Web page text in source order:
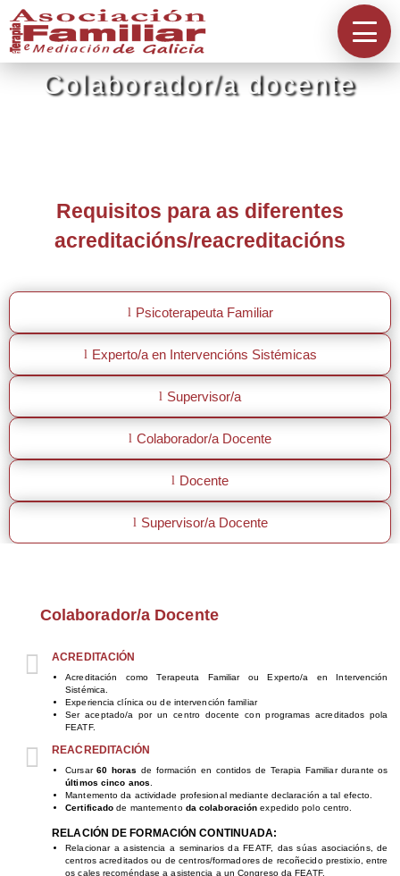
A Asociación
Acreditación
Colaborador/a docente
Requisitos para as diferentes
acreditacións/reacreditacións
l Psicoterapeuta Familiar
l Experto/a en Intervencións Sistémicas
l Supervisor/a
l Colaborador/a Docente
l Docente
l Supervisor/a Docente
Colaborador/a Docente
 ACREDITACIÓN
Acreditación como Terapeuta Familiar ou Experto/a en Intervención
Sistémica.
Experiencia clínica ou de intervención familiar
Ser aceptado/a por un centro docente con programas acreditados pola
FEATF.
 REACREDITACIÓN
Cursar60 horas de formación en contidos de Terapia Familiar durante os
últimos cinco anos
Mantemento da actividade profesional mediante declaración a tal efecto.
Certificado de mantemento da colaboración expedido polo centro.
RELACIÓN DE FORMACIÓN CONTINUADA:
Relacionar a asistencia a seminarios da FEATF, das súas asociacións, de
centros acreditados ou de centros/formadores de recoñecido prestixio, entre
os cales recoméndase a asistencia a un Congreso da FEATF.